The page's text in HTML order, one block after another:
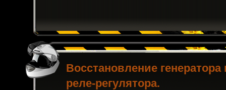
Восстановление
реле-регулятора.